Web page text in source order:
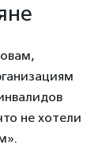
не хотели